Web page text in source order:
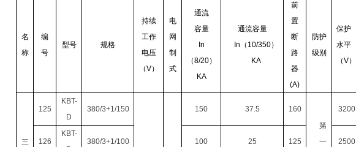
名
称
编
号
型号 规格
持续
工作
电压
（V）
电
网
制
式
通流
容量
In
（8/20）
KA
通流容量
In （ 10/350）
KA
前
置
断
路
器
(A)
防护
级别
保护
水平
（V）
三
125
KBT-
D
380/3+1/150 150 37.5
160
第
一
3200
126
KBT-
380/3+1/100 100 25 125 2500